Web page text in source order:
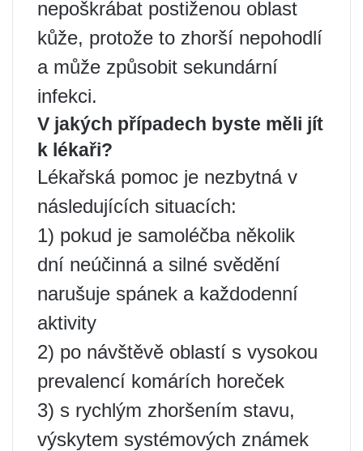
nepoškrábat postiženou oblast
kůže, protože to zhorší nepohodlí
a může způsobit sekundární
infekci.
V jakých případech byste měli jít
k lékaři?
Lékařská pomoc je nezbytná v
následujících situacích:
1) pokud je samoléčba několik
dní neúčinná a silné svědění
narušuje spánek a každodenní
aktivity
2) po návštěvě oblastí s vysokou
prevalencí komárích horeček
3) s rychlým zhoršením stavu,
výskytem systémových známek